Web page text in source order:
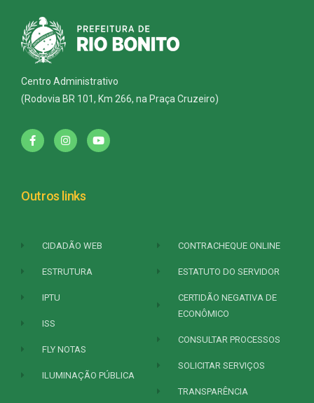
Centro Administrativo
(Rodovia BR 101, Km 266, na Praça Cruzeiro)
Outros links
CIDADÃO WEB
ESTRUTURA
IPTU
ISS
FLY NOTAS
ILUMINAÇÃO PÚBLICA
CONTRACHEQUE ONLINE
ESTATUTO DO SERVIDOR
CERTIDÃO NEGATIVA DE
ECONÔMICO
CONSULTAR PROCESSOS
SOLICITAR SERVIÇOS
TRANSPARÊNCIA